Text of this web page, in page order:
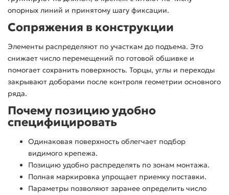
опорных линий и принятому шагу фиксации.
Сопряжения в конструкции
Элементы распределяют по участкам до подъема. Это
снижает число перемещений по готовой обшивке и
помогает сохранить поверхность. Торцы, углы и переходы
закрывают доборами после контроля геометрии основного
ряда.
Почему позицию удобно
специфицировать
Одинаковая поверхность облегчает подбор
видимого крепежа.
Позицию удобно распределять по зонам монтажа.
Полная маркировка упрощает приемку поставки.
Параметры позволяют заранее определить число